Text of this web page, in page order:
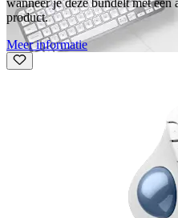
wanneer je deze bundelt met
product.
Meer informatie